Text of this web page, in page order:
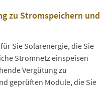
zu Stromspeichern und
Sie Solarenergie, die Sie
Stromnetz einspeisen
Vergütung zu
geprüften Module, die Sie